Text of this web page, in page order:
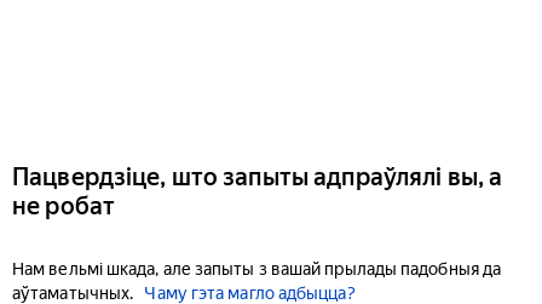
Пацвердзіце, што запыты адпраўлялі вы, а
не робат
Нам вельмі шкада, але запыты з вашай прылады падобныя да
аўтаматычных.
Чаму гэта магло адбыцца?